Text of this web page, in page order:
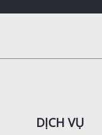
DỊCH VỤ